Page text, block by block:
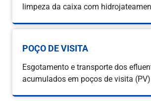
limpeza da caixa com
POÇO DE VISITA
Esgotamento e transporte dos
acumulados em poços de visita